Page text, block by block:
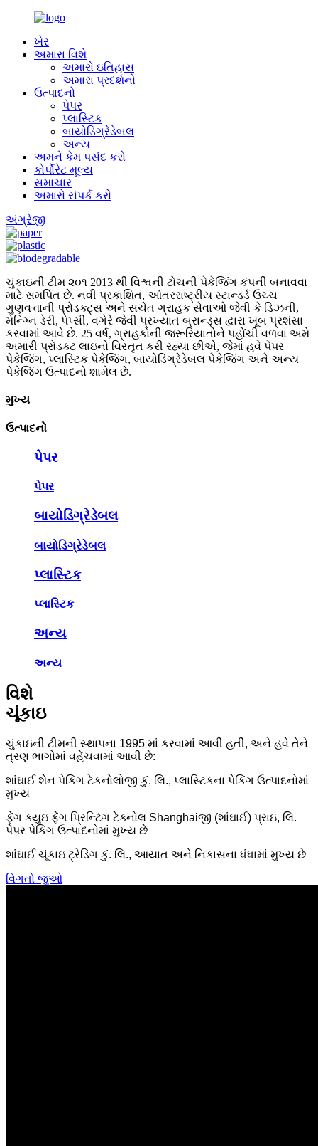
ખેર
અમારા વિશે
અમારો ઇતિહાસ
અમારા પ્રદર્શનો
ઉત્પાદનો
પેપર
પ્લાસ્ટિક
બાયોડિગ્રેડેબલ
અન્ય
અમને કેમ પસંદ કરો
કોર્પોરેટ મૂલ્ય
સમાચાર
અમારો સંપર્ક કરો
અંગ્રેજી
ચુંકાઇની ટીમ ૨૦૧ 2013 થી વિશ્વની ટોચની પેકેજિંગ કંપની બનાવવા
માટે સમર્પિત છે. નવી પ્રકાશિત, આંતરરાષ્ટ્રીય સ્ટાન્ડર્ડ ઉચ્ચ
ગુણવત્તાની પ્રોડક્ટ્સ અને સચેત ગ્રાહક સેવાઓ જેવી કે ડિઝની,
મેન્ગ્નિ ડેરી, પેપ્સી, વગેરે જેવી પ્રખ્યાત બ્રાન્ડ્સ દ્વારા ખૂબ પ્રશંસા
કરવામાં આવે છે. 25 વર્ષ, ગ્રાહકોની જરૂરિયાતોને પહોંચી વળવા અમે
અમારી પ્રોડક્ટ લાઇનો વિસ્તૃત કરી રહ્યા છીએ, જેમાં હવે પેપર
પેકેજિંગ, પ્લાસ્ટિક પેકેજિંગ, બાયોડિગ્રેડેબલ પેકેજિંગ અને અન્ય
પેકેજિંગ ઉત્પાદનો શામેલ છે.
મુખ્ય
ઉત્પાદનો
પેપર
પેપર
બાયોડિગ્રેડેબલ
બાયોડિગ્રેડેબલ
પ્લાસ્ટિક
પ્લાસ્ટિક
અન્ય
અન્ય
વિશે
ચૂંકાઇ
ચુંકાઇની ટીમની સ્થાપના 1995 માં કરવામાં આવી હતી, અને હવે તેને
ત્રણ ભાગોમાં વહેંચવામાં આવી છે:
શાંઘાઈ શેન પેકિંગ ટેકનોલોજી કું. લિ., પ્લાસ્ટિકના પેકિંગ ઉત્પાદનોમાં
મુખ્ય
ફેંગ ક્યુઇ ફેંગ પ્રિન્ટિંગ ટેક્નોલ Shanghaiજી (શાંઘાઈ) પ્રાઇ, લિ.
પેપર પેકિંગ ઉત્પાદનોમાં મુખ્ય છે
શાંઘાઈ ચૂંકાઇ ટ્રેડિંગ કું. લિ., આયાત અને નિકાસના ધંધામાં મુખ્ય છે
વિગતો જુઓ